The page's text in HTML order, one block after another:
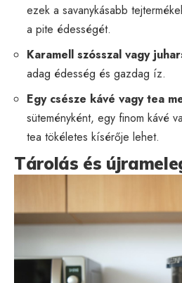
ezek a savanykásabb
a pite édességét.
Karamell szósszal vagy
adag édesség és gazdag íz.
Egy csésze kávé vagy tea
süteményként, egy finom kávé
tea tökéletes kísérője lehet.
Tárolás és